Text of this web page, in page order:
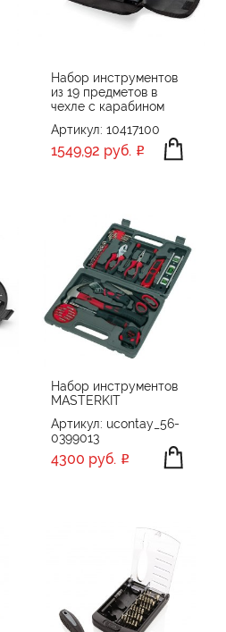
Набор инструментов
из 19 предметов в
чехле с карабином
Артикул: 10417100
1549,92 руб.
Набор инструментов
MASTERKIT
Артикул: ucontay_56-
0399013
4300 руб.